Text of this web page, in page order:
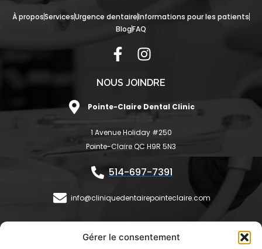
Gérer le consentement
À proposServicesUrgence dentaireInformations pour les patients
BlogFAQ
F
c
b
o
o
-
I
s
a
g
r
m
NOUS JOINDRE
Pointe-Claire Dental Clinic
1 Avenue Holiday #250
Pointe-Claire QC H9R 5N3
514-697-7391
info@cliniquedentairepointeclaire.com
HEURES D'OUVERTURE